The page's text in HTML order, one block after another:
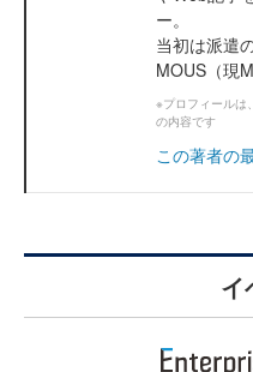
ー。
当初は派遣
MOUS（現
※プロフィールは
の内容です
この著者の
イ